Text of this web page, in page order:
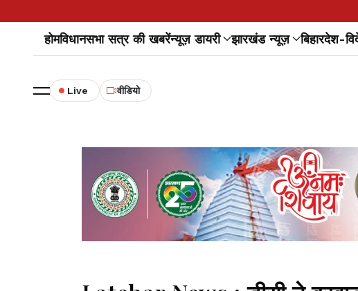
होमविधानसभा सत्र की खबरेंन्यूज़ डायरी झारखंड न्यूज़ बिहारदेश-
Live वीडियो